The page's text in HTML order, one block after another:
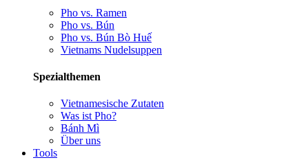
Pho vs. Ramen
Pho vs. Bún
Pho vs. Bún Bò Huế
Vietnams Nudelsuppen
Spezialthemen
Vietnamesische Zutaten
Was ist Pho?
Bánh Mì
Über uns
Tools